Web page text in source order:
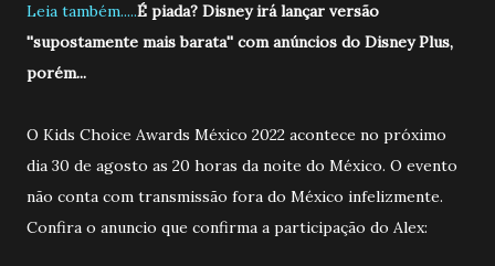
Leia também.....É piada? Disney irá lançar versão
''supostamente mais barata'' com anúncios do Disney Plus,
porém...
O Kids Choice Awards México 2022 acontece no próximo
dia 30 de agosto as 20 horas da noite do México. O evento
não conta com transmissão fora do México infelizmente.
Confira o anuncio que confirma a participação do Alex: